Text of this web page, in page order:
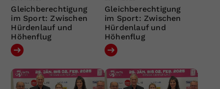
Gleichberechtigung
im Sport: Zwischen
Hürdenlauf und
Höhenflug
Gleichberechtigung
im Sport: Zwischen
Hürdenlauf und
Höhenflug